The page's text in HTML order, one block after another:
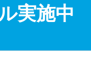
実施中